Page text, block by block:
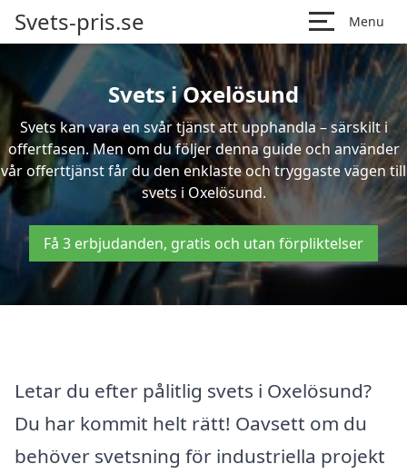
Svets-pris.se Menu
Svets i Oxelösund
Svets kan vara en svår tjänst att upphandla – särskilt i
offertfasen. Men om du följer denna guide och använder
vår offerttjänst får du den enklaste och tryggaste vägen till
svets i Oxelösund.
Få 3 erbjudanden, gratis och utan förpliktelser
Letar du efter pålitlig svets i Oxelösund?
Du har kommit helt rätt! Oavsett om du
behöver svetsning för industriella projekt